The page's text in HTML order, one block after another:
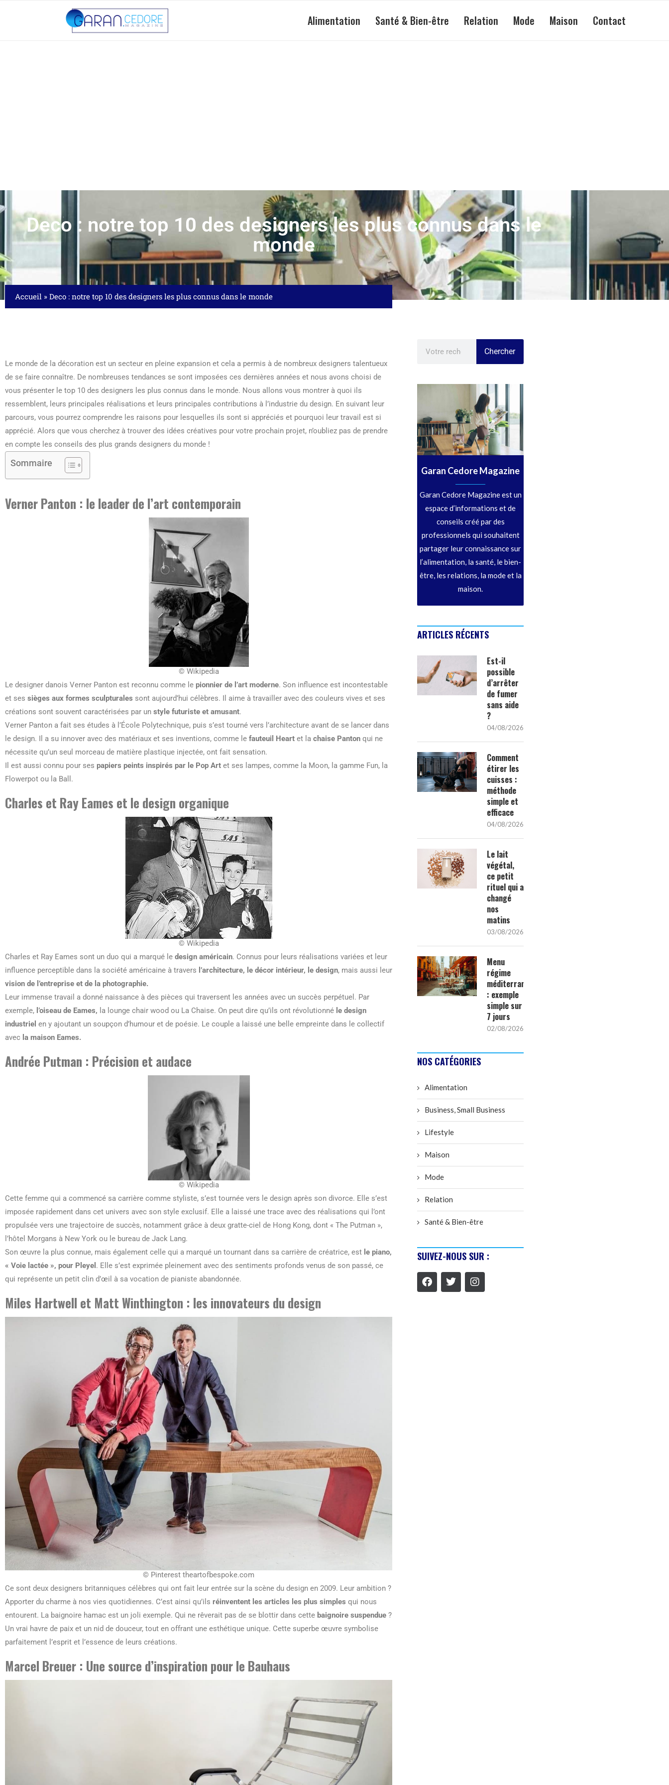
Alimentation Santé & Bien-être Relation Mode Maison Contact
Deco : notre top 10 des designers les plus connus dans le
monde
Accueil » Deco : notre top 10 des designers les plus connus dans le monde
Le monde de la décoration est un secteur en pleine expansion et cela a permis à de nombreux designers talentueux
de se faire connaître. De nombreuses tendances se sont imposées ces dernières années et nous avons choisi de
vous présenter le top 10 des designers les plus connus dans le monde. Nous allons vous montrer à quoi ils
ressemblent, leurs principales réalisations et leurs principales contributions à l’industrie du design. En suivant leur
parcours, vous pourrez comprendre les raisons pour lesquelles ils sont si appréciés et pourquoi leur travail est si
apprécié. Alors que vous cherchez à trouver des idées créatives pour votre prochain projet, n’oubliez pas de prendre
en compte les conseils des plus grands designers du monde !
Sommaire
Verner Panton : le leader de l’art contemporain
© Wikipedia
Le designer danois Verner Panton est reconnu comme le pionnier de l’art moderne. Son influence est incontestable
et ses sièges aux formes sculpturales sont aujourd’hui célèbres. Il aime à travailler avec des couleurs vives et ses
créations sont souvent caractérisées par un style futuriste et amusant.
Verner Panton a fait ses études à l’École Polytechnique, puis s’est tourné vers l’architecture avant de se lancer dans
le design. Il a su innover avec des matériaux et ses inventions, comme le fauteuil Heart et la chaise Panton qui ne
nécessite qu’un seul morceau de matière plastique injectée, ont fait sensation.
Il est aussi connu pour ses papiers peints inspirés par le Pop Art et ses lampes, comme la Moon, la gamme Fun, la
Flowerpot ou la Ball.
Charles et Ray Eames et le design organique
© Wikipedia
Charles et Ray Eames sont un duo qui a marqué le design américain. Connus pour leurs réalisations variées et leur
influence perceptible dans la société américaine à travers l’architecture, le décor intérieur, le design, mais aussi leur
vision de l’entreprise et de la photographie.
Leur immense travail a donné naissance à des pièces qui traversent les années avec un succès perpétuel. Par
exemple, l’oiseau de Eames, la lounge chair wood ou La Chaise. On peut dire qu’ils ont révolutionné le design
industriel en y ajoutant un soupçon d’humour et de poésie. Le couple a laissé une belle empreinte dans le collectif
avec la maison Eames.
Andrée Putman : Précision et audace
© Wikipedia
Cette femme qui a commencé sa carrière comme styliste, s’est tournée vers le design après son divorce. Elle s’est
imposée rapidement dans cet univers avec son style exclusif. Elle a laissé une trace avec des réalisations qui l’ont
propulsée vers une trajectoire de succès, notamment grâce à deux gratte-ciel de Hong Kong, dont « The Putman »,
l’hôtel Morgans à New York ou le bureau de Jack Lang.
Son œuvre la plus connue, mais également celle qui a marqué un tournant dans sa carrière de créatrice, est le piano,
« Voie lactée », pour Pleyel . Elle s’est exprimée pleinement avec des sentiments profonds venus de son passé, ce
qui représente un petit clin d’œil à sa vocation de pianiste abandonnée.
Miles Hartwell et Matt Winthington : les innovateurs du design
© Pinterest theartofbespoke.com
Ce sont deux designers britanniques célèbres qui ont fait leur entrée sur la scène du design en 2009. Leur ambition ?
Apporter du charme à nos vies quotidiennes. C’est ainsi qu’ils réinventent les articles les plus simples qui nous
entourent. La baignoire hamac est un joli exemple. Qui ne rêverait pas de se blottir dans cette baignoire suspendue ?
Un vrai havre de paix et un nid de douceur, tout en offrant une esthétique unique. Cette superbe œuvre symbolise
parfaitement l’esprit et l’essence de leurs créations.
Marcel Breuer : Une source d’inspiration pour le Bauhaus
Chercher
Garan Cedore Magazine
Garan Cedore Magazine est un
espace d’informations et de
conseils créé par des
professionnels qui souhaitent
partager leur connaissance sur
l’alimentation, la santé, le bien-
être, les relations, la mode et la
maison.
ARTICLES RÉCENTS
Est-il
possible
d’arrêter
de fumer
sans aide
?
04/08/2026
Comment
étirer les
cuisses :
méthode
simple et
efficace
04/08/2026
Le lait
végétal,
ce petit
rituel qui a
changé
nos
matins
03/08/2026
Menu
régime
méditerranéen
: exemple
simple sur
7 jours
02/08/2026
NOS CATÉGORIES
Alimentation
Business, Small Business
Lifestyle
Maison
Mode
Relation
Santé & Bien-être
SUIVEZ-NOUS SUR :